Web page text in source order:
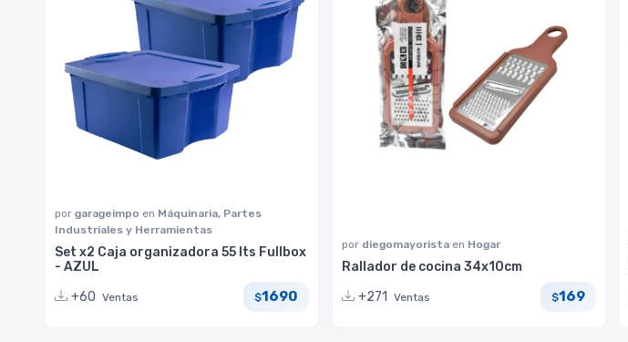
por garageimpo en Máquinaria, Partes
Industriales y Herramientas
Set x2 Caja organizadora 55 lts Fullbox
- AZUL
+60 Ventas $1690
por diegomayorista en Hogar
Rallador de cocina 34x10cm
+271
Ventas $169